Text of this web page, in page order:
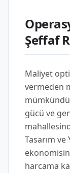
Şeffaf
Maliyet
vermeden
gücü ve
Tasarım ve
harcama